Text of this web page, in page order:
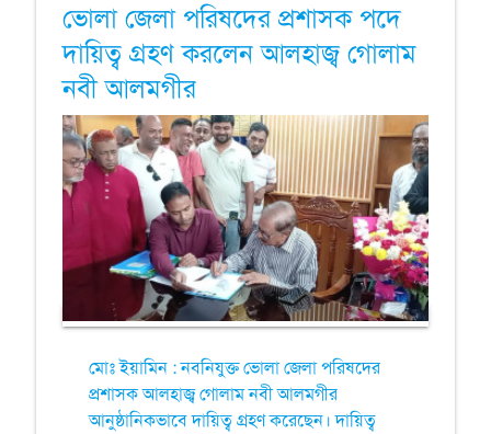
ভোলা জেলা পরিষদের প্রশাসক পদে
দায়িত্ব গ্রহণ করলেন আলহাজ্ব গোলাম
নবী আলমগীর
মোঃ ইয়ামিন : নবনিযুক্ত ভোলা জেলা পরিষদের
প্রশাসক আলহাজ্ব গোলাম নবী আলমগীর
আনুষ্ঠানিকভাবে দায়িত্ব গ্রহণ করেছেন। দায়িত্ব